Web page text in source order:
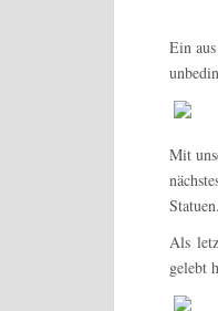
Ein
Mit
Als
gelebt